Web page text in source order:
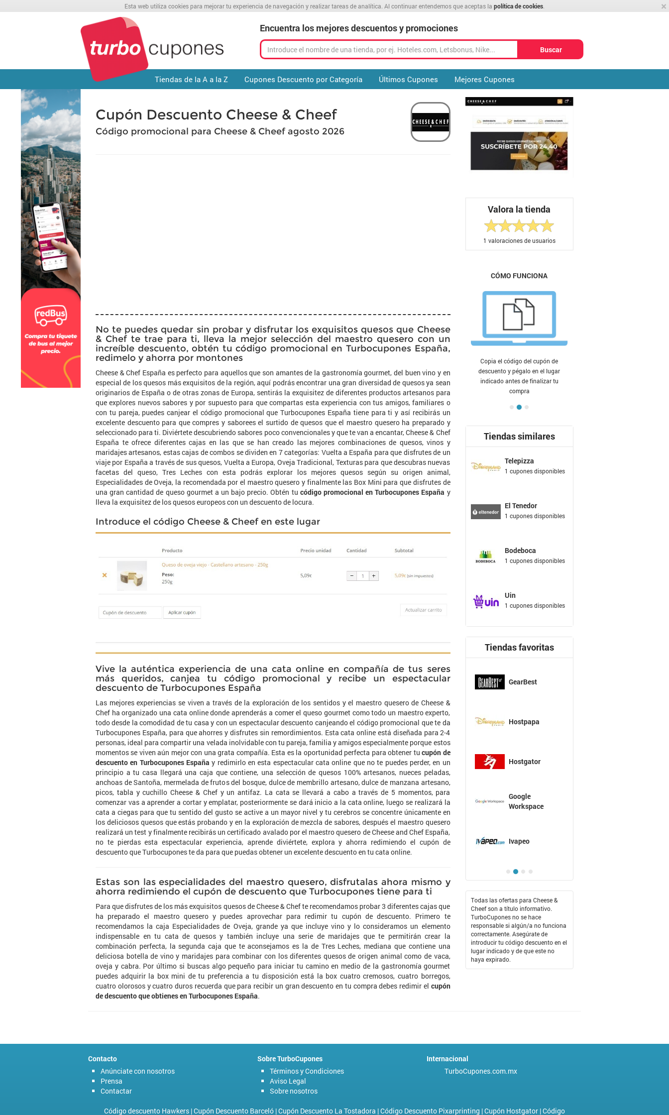
×
Esta web utiliza cookies para mejorar tu experiencia de navegación y realizar tareas de analítica. Al continuar entendemos que aceptas la política de cookies
Encuentra los mejores descuentos y promociones
Buscar
Tiendas de la A a la Z Cupones Descuento por Categoría Últimos Cupones Mejores Cupones
Cupón Descuento Cheese & Cheef
Código promocional para Cheese & Cheef agosto 2026
No te puedes quedar sin probar y disfrutar los exquisitos quesos que Cheese
& Chef te trae para ti, lleva la mejor selección del maestro quesero con un
increíble descuento, obtén tu código promocional en Turbocupones España,
redimelo y ahorra por montones
Cheese & Chef España es perfecto para aquellos que son amantes de la gastronomía gourmet, del buen vino y en
especial de los quesos más exquisitos de la región, aquí podrás encontrar una gran diversidad de quesos ya sean
originarios de España o de otras zonas de Europa, sentirás la exquisitez de diferentes productos artesanos para
que explores nuevos sabores y por supuesto para que compartas esta experiencia con tus amigos, familiares o
con tu pareja, puedes canjear el código promocional que Turbocupones España tiene para ti y así recibirás un
excelente descuento para que compres y saborees el surtido de quesos que el maestro quesero ha preparado y
seleccionado para ti. Diviértete descubriendo sabores poco convencionales y que te van a encantar, Cheese & Chef
España te ofrece diferentes cajas en las que se han creado las mejores combinaciones de quesos, vinos y
maridajes artesanos, estas cajas de combos se dividen en 7 categorías: Vuelta a España para que disfrutes de un
viaje por España a través de sus quesos, Vuelta a Europa, Oveja Tradicional, Texturas para que descubras nuevas
facetas del queso, Tres Leches con esta podrás explorar los mejores quesos según su origen animal,
Especialidades de Oveja, la recomendada por el maestro quesero y finalmente las Box Mini para que disfrutes de
una gran cantidad de queso gourmet a un bajo precio. Obtén tu código promocional en Turbocupones España y
lleva la exquisitez de los quesos europeos con un descuento de locura.
Introduce el código Cheese & Cheef en este lugar
Vive la auténtica experiencia de una cata online en compañía de tus seres
más queridos, canjea tu código promocional y recibe un espectacular
descuento de Turbocupones España
Las mejores experiencias se viven a través de la exploración de los sentidos y el maestro quesero de Cheese &
Chef ha organizado una cata online donde aprenderás a comer el queso gourmet como todo un maestro experto,
todo desde la comodidad de tu casa y con un espectacular descuento canjeando el código promocional que te da
Turbocupones España, para que ahorres y disfrutes sin remordimientos. Esta cata online está diseñada para 2-4
personas, ideal para compartir una velada inolvidable con tu pareja, familia y amigos especialmente porque estos
momentos se viven aún mejor con una grata compañía. Esta es la oportunidad perfecta para obtener tucupón de
descuento en Turbocupones España y redimirlo en esta espectacular cata online que no te puedes perder, en un
principio a tu casa llegará una caja que contiene, una selección de quesos 100% artesanos, nueces peladas,
anchoas de Santoña, mermelada de frutos del bosque, dulce de membrillo artesano, dulce de manzana artesano,
picos, tabla y cuchillo Cheese & Chef y un antifaz. La cata se llevará a cabo a través de 5 momentos, para
comenzar vas a aprender a cortar y emplatar, posteriormente se dará inicio a la cata online, luego se realizará la
cata a ciegas para que tu sentido del gusto se active a un mayor nivel y tu cerebros se concentre únicamente en
los deliciosos quesos que estás probando y en la exploración de mezcla de sabores, después el maestro quesero
realizará un test y finalmente recibirás un certificado avalado por el maestro quesero de Cheese and Chef España,
no te pierdas esta espectacular experiencia, aprende diviértete, explora y ahorra redimiendo el cupón de
descuento que Turbocupones te da para que puedas obtener un excelente descuento en tu cata online.
Estas son las especialidades del maestro quesero, disfrutalas ahora mismo y
ahorra redimiendo el cupón de descuento que Turbocupones tiene para ti
Para que disfrutes de los más exquisitos quesos de Cheese & Chef te recomendamos probar 3 diferentes cajas que
ha preparado el maestro quesero y puedes aprovechar para redimir tu cupón de descuento. Primero te
recomendamos la caja Especialidades de Oveja, grande ya que incluye vino y lo consideramos un elemento
indispensable en tu cata de quesos y también incluye una serie de maridajes que te permitirán crear la
combinación perfecta, la segunda caja que te aconsejamos es la de Tres Leches, mediana que contiene una
deliciosa botella de vino y maridajes para combinar con los diferentes quesos de origen animal como de vaca,
oveja y cabra. Por último si buscas algo pequeño para iniciar tu camino en medio de la gastronomía gourmet
puedes adquirir la box mini de tu preferencia a tu disposición está la box cuatro cremosos, cuatro borregos,
cuatro olorosos y cuatro duros recuerda que para recibir un gran descuento en tu compra debes redimir el cupón
de descuento que obtienes en Turbocupones España.
Valora la tienda
1 valoraciones de usuarios
CÓMO FUNCIONA
Copia el código del cupón de
descuento y pégalo en el lugar
indicado antes de finalizar tu
compra
Tiendas similares
Telepizza
1 cupones disponibles
El Tenedor
1 cupones disponibles
Bodeboca
1 cupones disponibles
Uin
1 cupones disponibles
Tiendas favoritas
GearBest
Hostpapa
Hostgator
Google
Workspace
Ivapeo
Todas las ofertas para Cheese &
Cheef son a título informativo.
TurboCupones no se hace
responsable si algún/a no funciona
correctamente. Asegúrate de
introducir tu código descuento en el
lugar indicado y de que este no
haya expirado.
Contacto
Anúnciate con nosotros
Prensa
Contactar
Sobre TurboCupones
Términos y Condiciones
Aviso Legal
Sobre nosotros
Internacional
TurboCupones.com.mx
Código descuento Hawkers |Cupón Descuento Barceló |Cupón Descuento La Tostadora |Código Descuento Pixarprinting |Cupón Hostgator |Código